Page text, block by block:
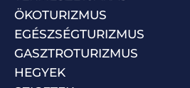
ÖKOTURIZMUS
EGÉSZSÉGTURIZMUS
GASZTROTURIZMUS
HEGYEK